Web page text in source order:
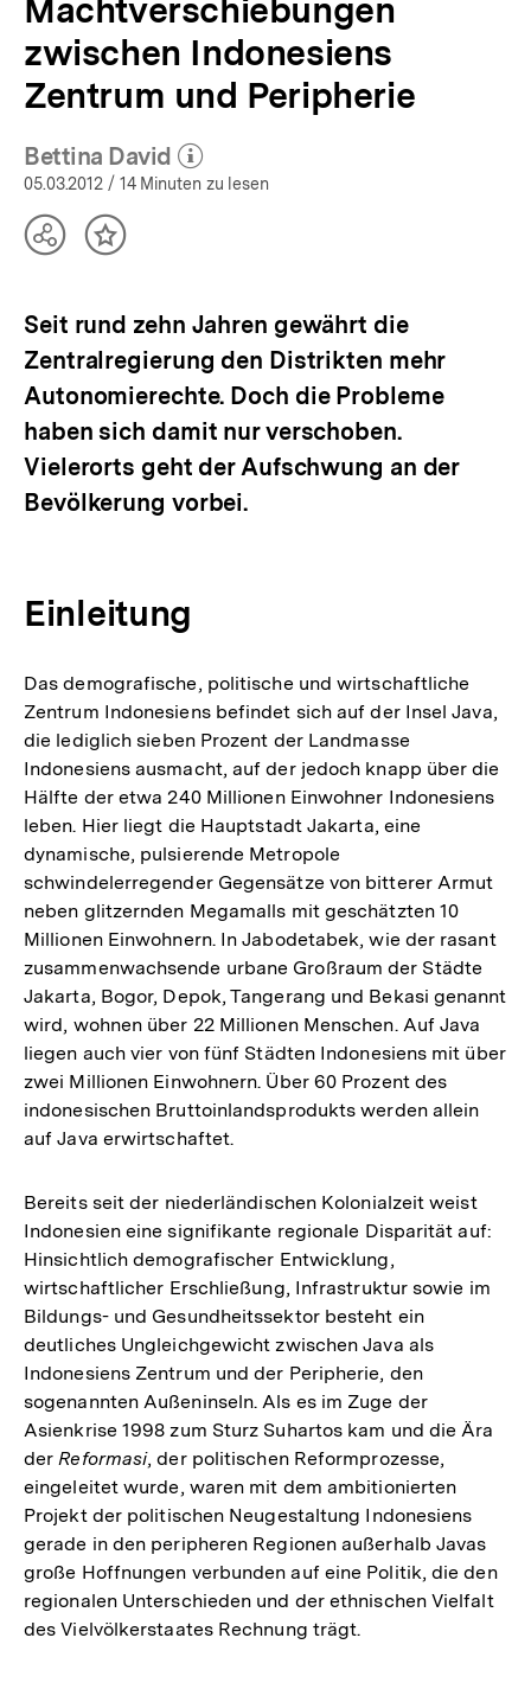
Machtverschiebungen
zwischen Indonesiens
Zentrum und Peripherie
Bettina David
(Mehr zum Autor)
öffnen
05.03.2012 / 14 Minuten zu lesen
TeilenInhalt
Seit rund zehn Jahren gewährt die
Zentralregierung den Distrikten mehr
Autonomierechte. Doch die Probleme
haben sich damit nur verschoben.
Vielerorts geht der Aufschwung an der
Bevölkerung vorbei.
Einleitung
Das demografische, politische und wirtschaftliche
Zentrum Indonesiens befindet sich auf der Insel Java,
die lediglich sieben Prozent der Landmasse
Indonesiens ausmacht, auf der jedoch knapp über die
Hälfte der etwa 240 Millionen Einwohner Indonesiens
leben. Hier liegt die Hauptstadt Jakarta, eine
dynamische, pulsierende Metropole
schwindelerregender Gegensätze von bitterer Armut
neben glitzernden Megamalls mit geschätzten 10
Millionen Einwohnern. In Jabodetabek, wie der rasant
zusammenwachsende urbane Großraum der Städte
Jakarta, Bogor, Depok, Tangerang und Bekasi genannt
wird, wohnen über 22 Millionen Menschen. Auf Java
liegen auch vier von fünf Städten Indonesiens mit über
zwei Millionen Einwohnern. Über 60 Prozent des
indonesischen Bruttoinlandsprodukts werden allein
auf Java erwirtschaftet.
Bereits seit der niederländischen Kolonialzeit weist
Indonesien eine signifikante regionale Disparität auf:
Hinsichtlich demografischer Entwicklung,
wirtschaftlicher Erschließung, Infrastruktur sowie im
Bildungs- und Gesundheitssektor besteht ein
deutliches Ungleichgewicht zwischen Java als
Indonesiens Zentrum und der Peripherie, den
sogenannten Außeninseln. Als es im Zuge der
Asienkrise 1998 zum Sturz Suhartos kam und die Ära
der Reformasi, der politischen Reformprozesse,
eingeleitet wurde, waren mit dem ambitionierten
Projekt der politischen Neugestaltung Indonesiens
gerade in den peripheren Regionen außerhalb Javas
große Hoffnungen verbunden auf eine Politik, die den
regionalen Unterschieden und der ethnischen Vielfalt
des Vielvölkerstaates Rechnung trägt.